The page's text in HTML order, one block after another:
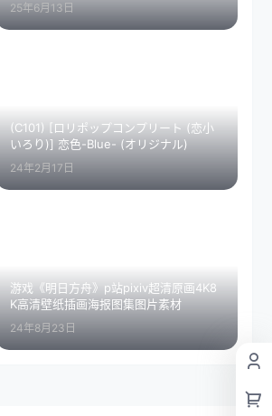
25年6月13日
(C101) [ロリポップコンプリート (恋小
いろり)] 恋色-Blue- (オリジナル)
24年2月17日
游戏《明日方舟》p站pixiv超清原画4K8
K高清壁纸插画海报图集图片素材
24年8月23日